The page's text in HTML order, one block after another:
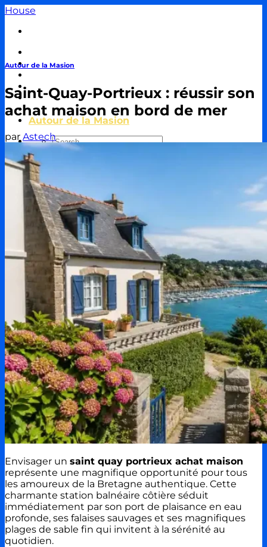
Passer
contenu
House
Piscine
Décoration & Aménagement
Énergie
Immobilier & Crédit
Autour de la Masion
Autour de la Masion
Saint-Quay-Portrieux : réussir son
achat maison en bord de mer
par Astech
Envisager un saint quay portrieux achat maison
représente une magnifique opportunité pour tous
les amoureux de la Bretagne authentique. Cette
charmante station balnéaire côtière séduit
immédiatement par son port de plaisance en eau
profonde, ses falaises sauvages et ses magnifiques
plages de sable fin qui invitent à la sérénité au
quotidien.